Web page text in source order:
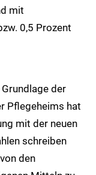
mit
0,5 Prozent
der
Pflegeheims hat
mit der neuen
schreiben
den